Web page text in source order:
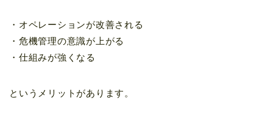
・オペレーションが改善される
・危機管理の意識が上がる
・仕組みが強くなる
というメリットがあります。